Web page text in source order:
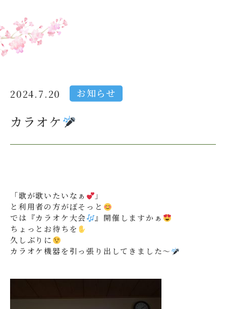
2024.7.20 お知らせ
カラオケ
「歌が歌いたいなぁ
」
と利用者の方がぼそっと
では『カラオケ大会
』開催しますかぁ
ちょっとお待ちを
久しぶりに
カラオケ機器を引っ張り出してきました～